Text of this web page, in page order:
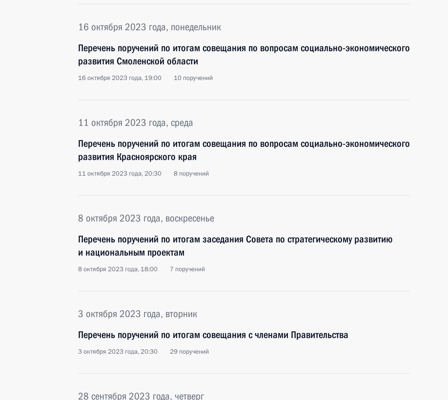
16 октября 2023 года, понедельник
Перечень поручений по итогам совещания по вопросам социально-экономического
развития Смоленской области
16 октября 2023 года, 19:00 10 поручений
11 октября 2023 года, среда
Перечень поручений по итогам совещания по вопросам социально-экономического
развития Красноярского края
11 октября 2023 года, 20:30 8 поручений
8 октября 2023 года, воскресенье
Перечень поручений по итогам заседания Совета по стратегическому развитию
и национальным проектам
8 октября 2023 года, 18:00 7 поручений
3 октября 2023 года, вторник
Перечень поручений по итогам совещания с членами Правительства
3 октября 2023 года, 20:30 29 поручений
28 сентября 2023 года, четверг